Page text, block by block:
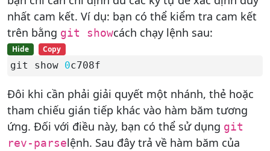
nhất cam kết. Ví dụ: bạn có thể kiểm tra cam kết
trên bằng git showcách chạy lệnh sau:
Hide Copy
git show 0c708f
Đôi khi cần phải giải quyết một nhánh, thẻ hoặc
tham chiếu gián tiếp khác vào hàm băm tương
ứng. Đối với điều này, bạn có thể sử dụng git
rev-parselệnh. Sau đây trả về hàm băm của